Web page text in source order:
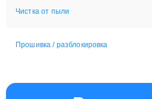
Чистка от пыли
Прошивка / разблокировка